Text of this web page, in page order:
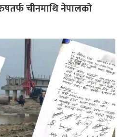
चीनमाथि नेपालको